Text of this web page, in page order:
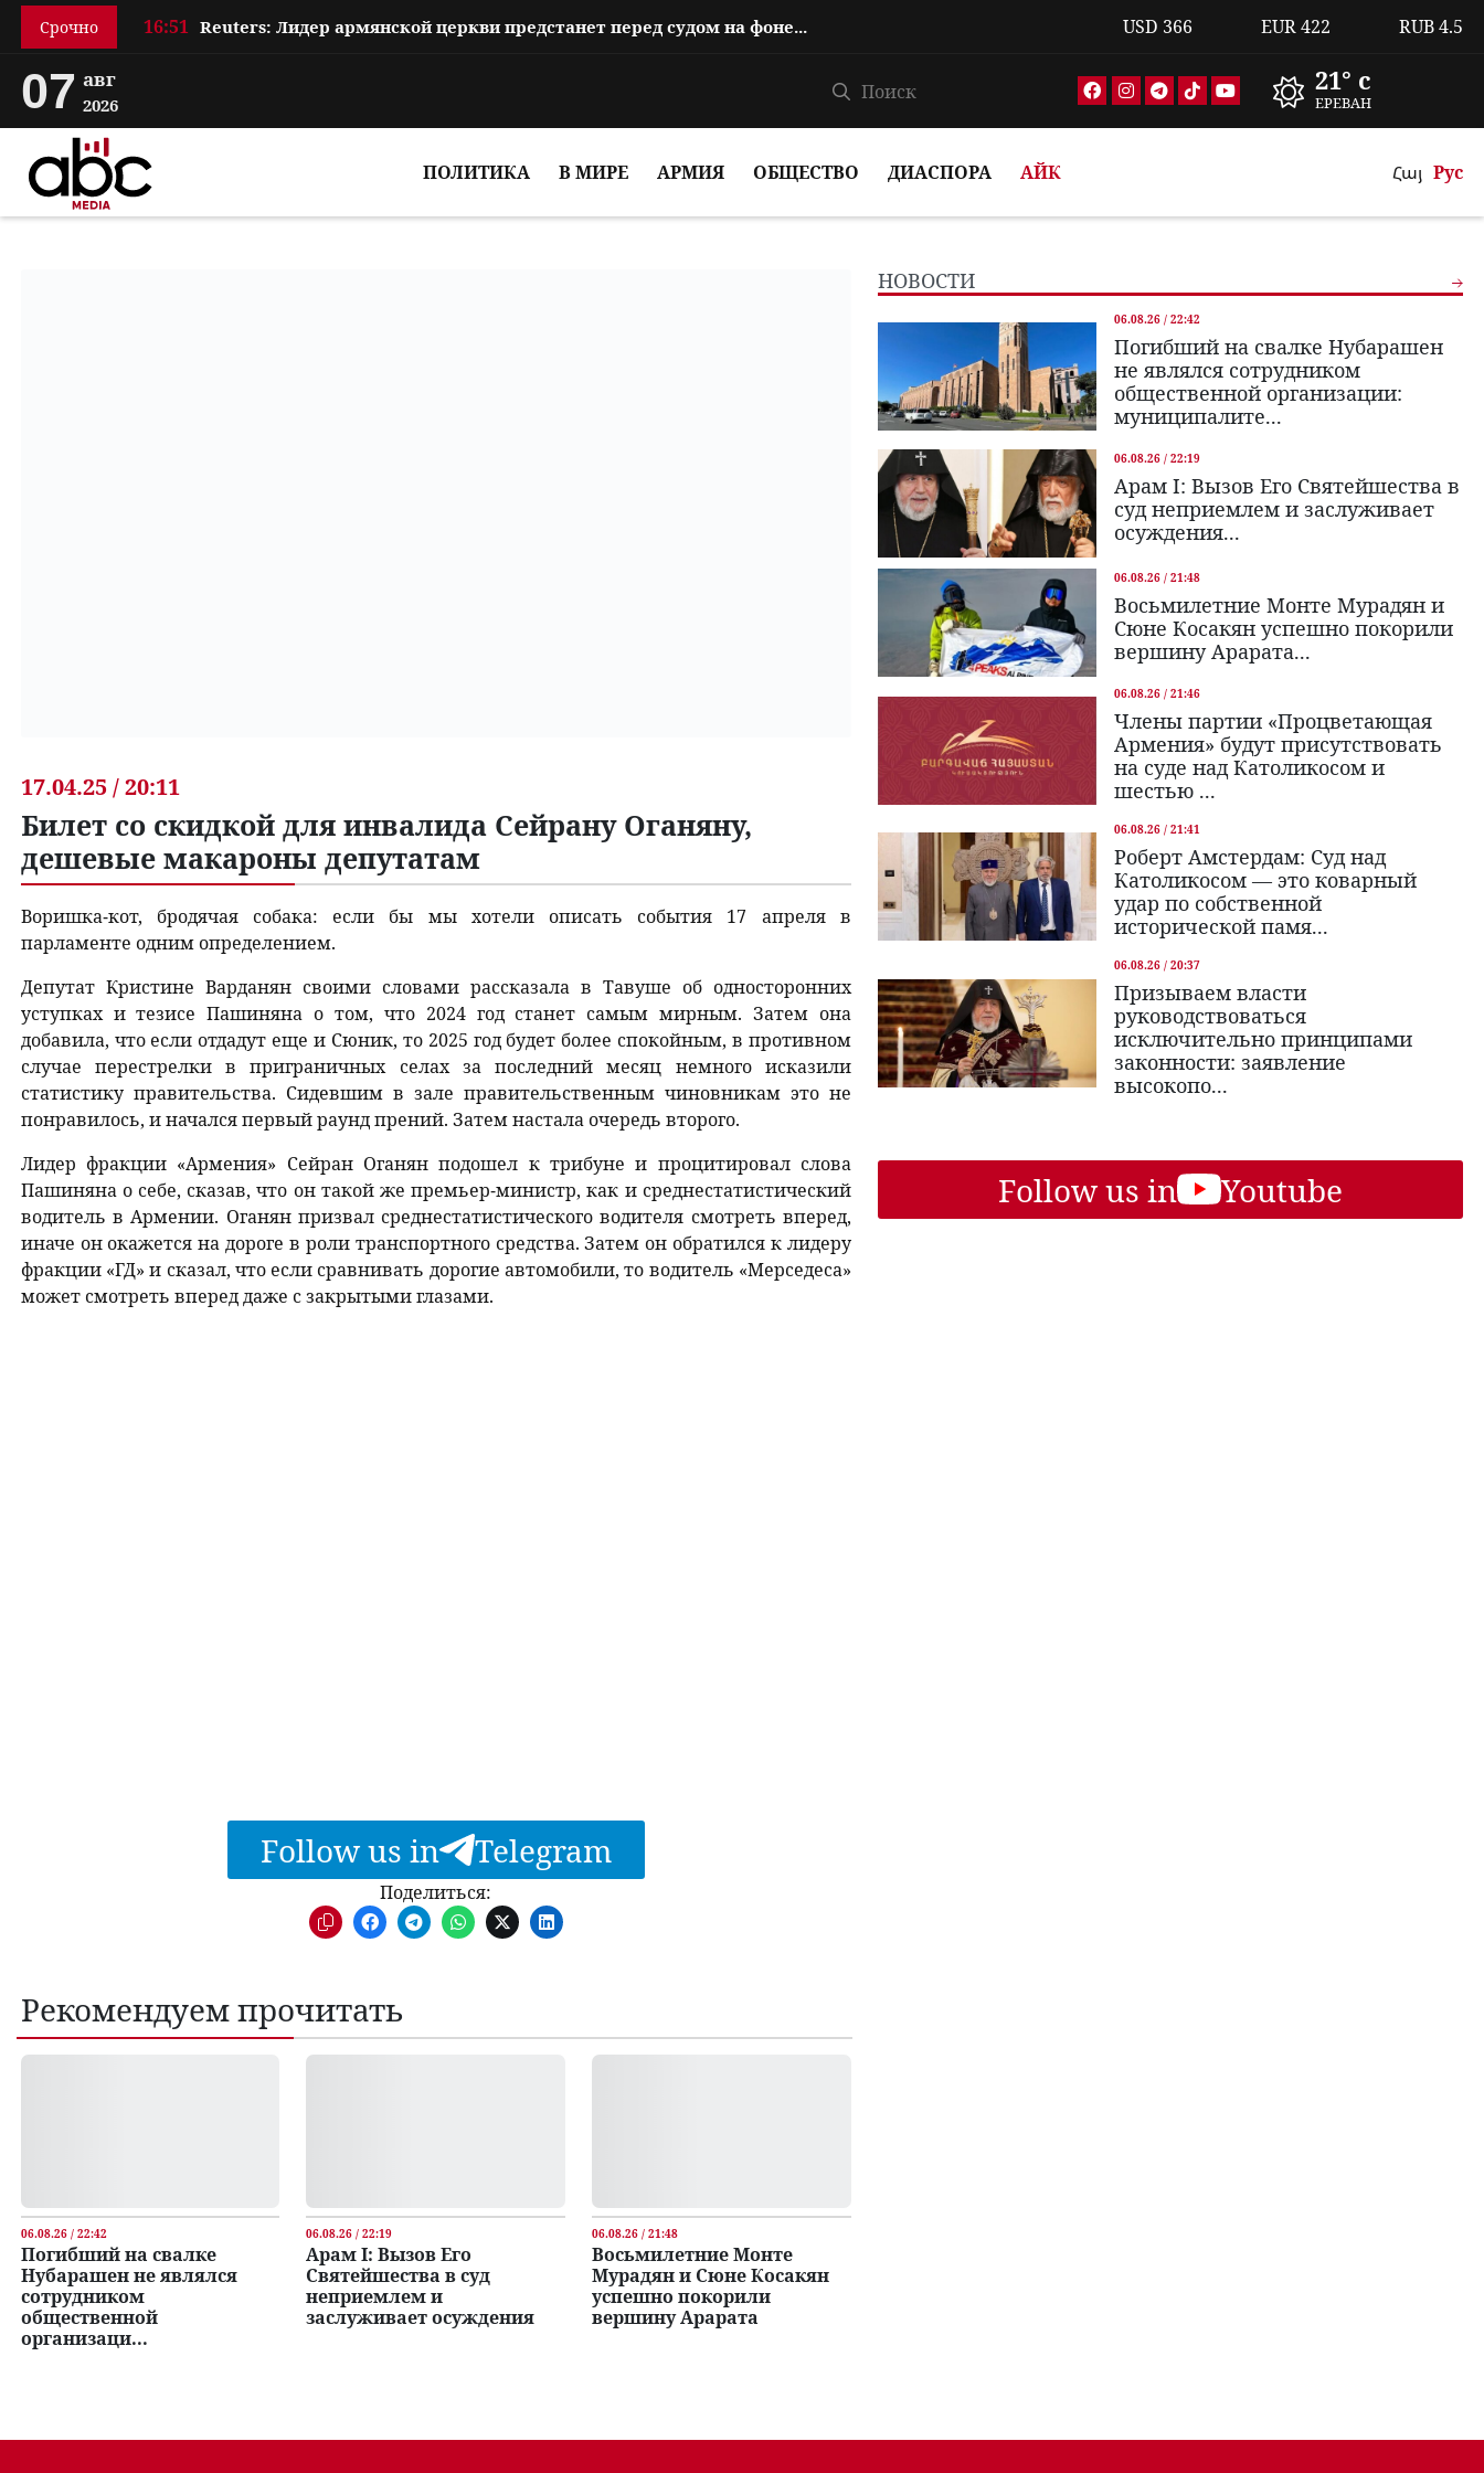
Срочно 16:51 Reuters: Лидер армянской церкви предстанет перед судом на фоне обострени... USD 366 EUR422 RUB4.5
07 авг
2026
21° c
ЕРЕВАН
ПОЛИТИКА В МИРЕ АРМИЯ ОБЩЕСТВО ДИАСПОРА АЙК Հայ Рус
17.04.25 / 20:11
Билет со скидкой для инвалида Сейрану Оганяну,
дешевые макароны депутатам
Воришка-кот, бродячая собака: если бы мы хотели описать события 17 апреля в
парламенте одним определением.
Депутат Кристине Варданян своими словами рассказала в Тавуше об односторонних
уступках и тезисе Пашиняна о том, что 2024 год станет самым мирным. Затем она
добавила, что если отдадут еще и Сюник, то 2025 год будет более спокойным, в противном
случае перестрелки в приграничных селах за последний месяц немного исказили
статистику правительства. Сидевшим в зале правительственным чиновникам это не
понравилось, и начался первый раунд прений. Затем настала очередь второго.
Лидер фракции «Армения» Сейран Оганян подошел к трибуне и процитировал слова
Пашиняна о себе, сказав, что он такой же премьер-министр, как и среднестатистический
водитель в Армении. Оганян призвал среднестатистического водителя смотреть вперед,
иначе он окажется на дороге в роли транспортного средства. Затем он обратился к лидеру
фракции «ГД» и сказал, что если сравнивать дорогие автомобили, то водитель «Мерседеса»
может смотреть вперед даже с закрытыми глазами.
Follow us in Telegram
Поделиться:
Рекомендуем прочитать
06.08.26 / 22:42
Погибший на свалке
Нубарашен не являлся
сотрудником
общественной
организаци...
06.08.26 / 22:19
Арам I: Вызов Его
Святейшества в суд
неприемлем и
заслуживает осуждения
06.08.26 / 21:48
Восьмилетние Монте
Мурадян и Сюне Косакян
успешно покорили
вершину Арарата
НОВОСТИ
06.08.26 / 22:42
Погибший на свалке Нубарашен
не являлся сотрудником
общественной организации:
муниципалите...
06.08.26 / 22:19
Арам I: Вызов Его Святейшества в
суд неприемлем и заслуживает
осуждения...
06.08.26 / 21:48
Восьмилетние Монте Мурадян и
Сюне Косакян успешно покорили
вершину Арарата...
06.08.26 / 21:46
Члены партии «Процветающая
Армения» будут присутствовать
на суде над Католикосом и
шестью ...
06.08.26 / 21:41
Роберт Амстердам: Суд над
Католикосом — это коварный
удар по собственной
исторической памя...
06.08.26 / 20:37
Призываем власти
руководствоваться
исключительно принципами
законности: заявление
высокопо...
Follow us in Youtube